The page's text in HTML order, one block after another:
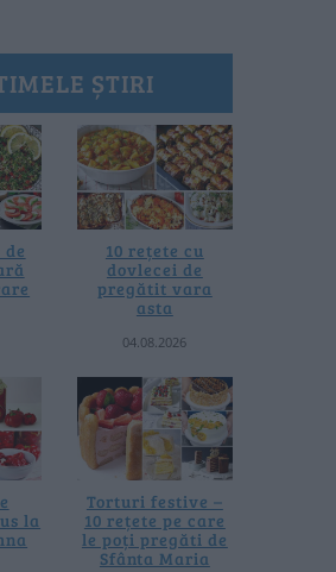
ȘTIRI
de
10 rețete cu
dovlecei de
pregătit vara
asta
04.08.2026
la
Torturi festive –
10 rețete pe care
le poți pregăti de
Sfânta Maria